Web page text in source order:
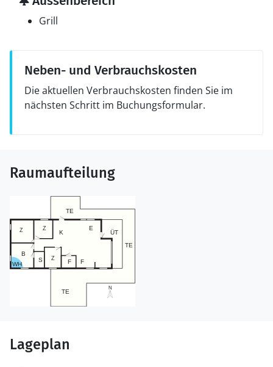
Grill
Neben- und Verbrauchskosten
Die aktuellen Verbrauchskosten finden Sie im
nächsten Schritt im Buchungsformular.
Raumaufteilung
Lageplan